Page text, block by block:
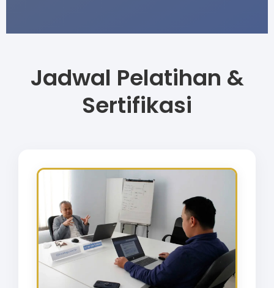
Jadwal Pelatihan &
Sertifikasi